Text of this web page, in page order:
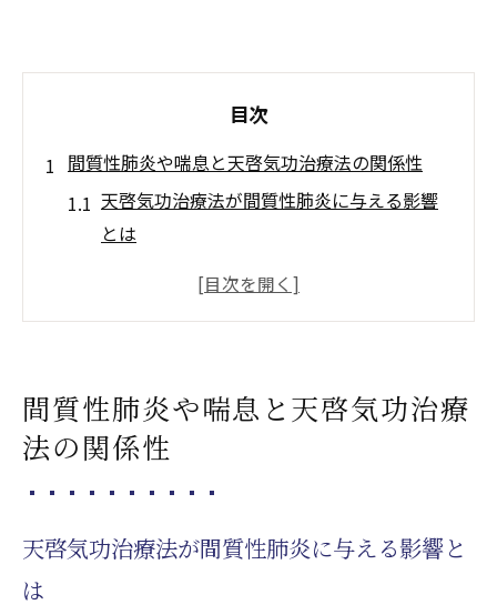
目次
間質性肺炎や喘息と天啓気功治療法の関係性
天啓気功治療法が間質性肺炎に与える影響
とは
喘息症状に天啓気功治療法が及ぼす変化
探る
天啓気功治療や療法で活性化するクンダリニー
覚醒で体感する新たな変化
ニー覚醒と天啓気功治療法の相乗効果
間質性肺炎や喘息と天啓気功治療
法の関係性
天啓気功治療法が間質性肺炎に与える影響と
は